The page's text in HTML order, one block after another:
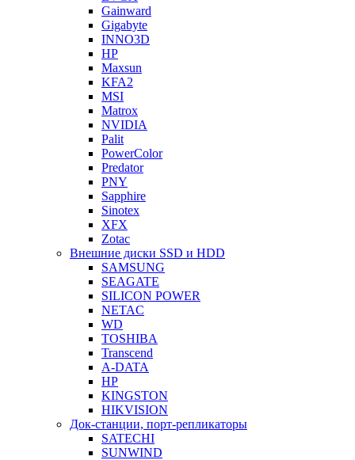
Gainward
Gigabyte
INNO3D
HP
Maxsun
KFA2
MSI
Matrox
NVIDIA
Palit
PowerColor
Predator
PNY
Sapphire
Sinotex
XFX
Zotac
Внешние диски SSD и HDD
SAMSUNG
SEAGATE
SILICON POWER
NETAC
WD
TOSHIBA
Transcend
A-DATA
HP
KINGSTON
HIKVISION
Док-станции, порт-репликаторы
SATECHI
SUNWIND